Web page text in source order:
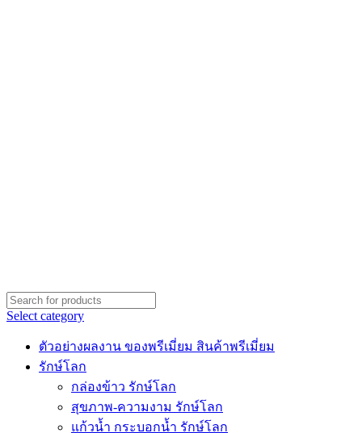
Select category
ตัวอย่างผลงาน ของพรีเมี่ยม สินค้าพรีเมี่ยม
รักษ์โลก
กล่องข้าว รักษ์โลก
สุขภาพ-ความงาม รักษ์โลก
แก้วน้ำ กระบอกน้ำ รักษ์โลก